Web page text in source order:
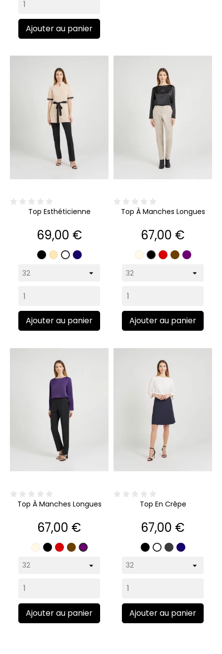
Ajouter au panier
Top Esthéticienne
Prix
69,00 €
NoirBeigeBlancMarine
Ajouter au panier
Top À Manches Longues
Prix
67,00 €
ÉcruNoirRougeMarronViolet
Ajouter au panier
Top À Manches Longues
Prix
67,00 €
ÉcruNoirRougeMarronViolet
Ajouter au panier
Top En Crêpe
Prix
67,00 €
NoirBlancGrisMarine
Ajouter au panier